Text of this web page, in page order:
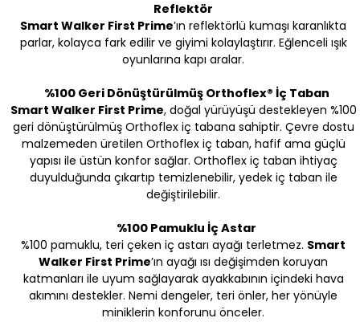
Reflektör
Smart Walker First Prime’ın reflektörlü kumaşı karanlıkta
parlar, kolayca fark edilir ve giyimi kolaylaştırır. Eğlenceli ışık
oyunlarına kapı aralar.
%100 Geri Dönüştürülmüş Orthoflex® İç Taban
Smart Walker First Prime, doğal yürüyüşü destekleyen %100
geri dönüştürülmüş Orthoflex iç tabana sahiptir. Çevre dostu
malzemeden üretilen Orthoflex iç taban, hafif ama güçlü
yapısı ile üstün konfor sağlar. Orthoflex iç taban ihtiyaç
duyulduğunda çıkartıp temizlenebilir, yedek iç taban ile
değiştirilebilir.
%100 Pamuklu İç Astar
%100 pamuklu, teri çeken iç astarı ayağı terletmez. Smart
Walker First Prime’ın ayağı ısı değişimden koruyan
katmanları ile uyum sağlayarak ayakkabının içindeki hava
akımını destekler. Nemi dengeler, teri önler, her yönüyle
miniklerin konforunu önceler.